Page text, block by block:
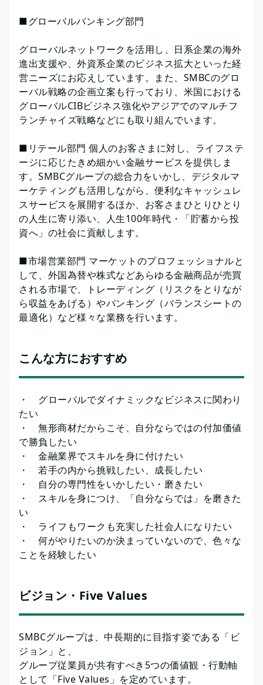
■グローバルバンキング部門
グローバルネットワークを活用し、日系企業の海外
進出支援や、外資系企業のビジネス拡大といった経
営ニーズにお応えしています。また、SMBCのグロ
ーバル戦略の企画立案も行っており、米国における
グローバルCIBビジネス強化やアジアでのマルチフ
ランチャイズ戦略などにも取り組んでいます。
■リテール部門 個人のお客さまに対し、ライフステ
ージに応じたきめ細かい金融サービスを提供しま
す。SMBCグループの総合力をいかし、デジタルマ
ーケティングも活用しながら、便利なキャッシュレ
スサービスを展開するほか、お客さまひとりひとり
の人生に寄り添い、人生100年時代・「貯蓄から投
資へ」の社会に貢献します。
■市場営業部門 マーケットのプロフェッショナルと
して、外国為替や株式などあらゆる金融商品が売買
される市場で、トレーディング（リスクをとりなが
ら収益をあげる）やバンキング（バランスシートの
最適化）など様々な業務を行います。
こんな方におすすめ
・ グローバルでダイナミックなビジネスに関わり
たい
・ 無形商材だからこそ、自分ならではの付加価値
で勝負したい
・ 金融業界でスキルを身に付けたい
・ 若手の内から挑戦したい、成長したい
・ 自分の専門性をいかしたい・磨きたい
・ スキルを身につけ、「自分ならでは」を磨きた
い
・ ライフもワークも充実した社会人になりたい
・ 何がやりたいのか決まっていないので、色々な
ことを経験したい
ビジョン・Five Values
SMBCグループは、中長期的に目指す姿である「ビ
ジョン」と、
グループ従業員が共有すべき5つの価値観・行動軸
として「Five Values」を定めています。